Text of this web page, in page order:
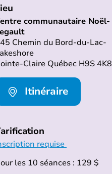
communautaire Noël-
Chemin du Bord-du-Lac-
Claire Québec H9S 4K8
Itinéraire
requise
les 10 séances : 129 $